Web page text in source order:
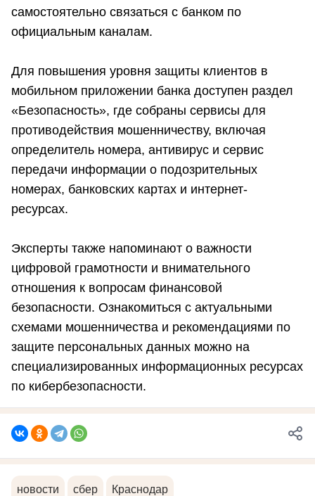
самостоятельно связаться с банком по
официальным каналам.
Для повышения уровня защиты клиентов в
мобильном приложении банка доступен раздел
«Безопасность», где собраны сервисы для
противодействия мошенничеству, включая
определитель номера, антивирус и сервис
передачи информации о подозрительных
номерах, банковских картах и интернет-
ресурсах.
Эксперты также напоминают о важности
цифровой грамотности и внимательного
отношения к вопросам финансовой
безопасности. Ознакомиться с актуальными
схемами мошенничества и рекомендациями по
защите персональных данных можно на
специализированных информационных ресурсах
по кибербезопасности.
новости сбер Краснодар